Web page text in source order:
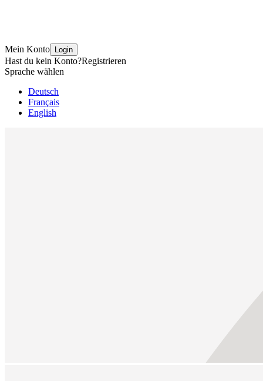
Mein Konto Login
Hast du kein Konto?Registrieren
Sprache wählen
Deutsch
Français
English